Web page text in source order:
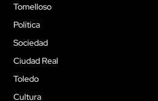
Tomelloso
Política
Sociedad
Ciudad Real
Toledo
Cultura